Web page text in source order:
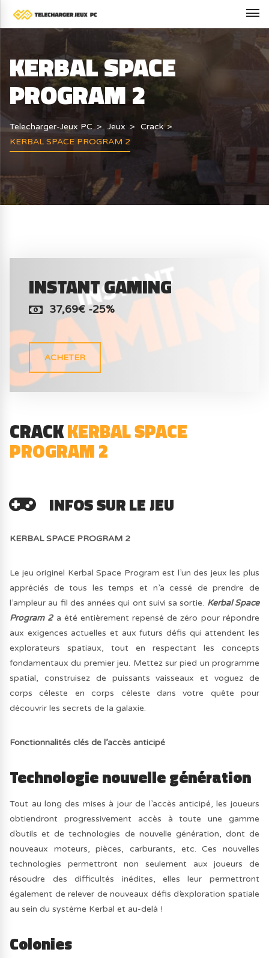
KERBAL SPACE
PROGRAM 2
Telecharger-Jeux PC Jeux
Crack
KERBAL SPACE PROGRAM 2
INSTANT GAMING
37,69€ -25%
ACHETER
CRACKKERBAL SPACE
PROGRAM 2
INFOS SUR LE JEU
KERBAL SPACE PROGRAM 2
Le jeu originel Kerbal Space Program est l’un des jeux les plus
appréciés de tous les temps et n’a cessé de prendre de
l’ampleur au fil des années qui ont suivi sa sortie. Kerbal Space
Program 2a été entièrement repensé de zéro pour répondre
aux exigences actuelles et aux futurs défis qui attendent les
explorateurs spatiaux, tout en respectant les concepts
fondamentaux du premier jeu. Mettez sur pied un programme
spatial, construisez de puissants vaisseaux et voguez de
corps céleste en corps céleste dans votre quête pour
découvrir les secrets de la galaxie.
Fonctionnalités clés de l’accès anticipé
Technologie nouvelle génération
Tout au long des mises à jour de l’accès anticipé, les joueurs
obtiendront progressivement accès à toute une gamme
d’outils et de technologies de nouvelle génération, dont de
nouveaux moteurs, pièces, carburants, etc. Ces nouvelles
technologies permettront non seulement aux joueurs de
résoudre des difficultés inédites, elles leur permettront
également de relever de nouveaux défis d’exploration spatiale
au sein du système Kerbal et au-delà !
Colonies